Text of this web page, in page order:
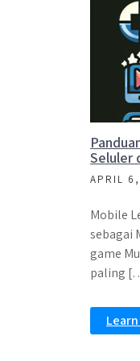
Seluler
APRIL
Mobile
sebagai
game
paling